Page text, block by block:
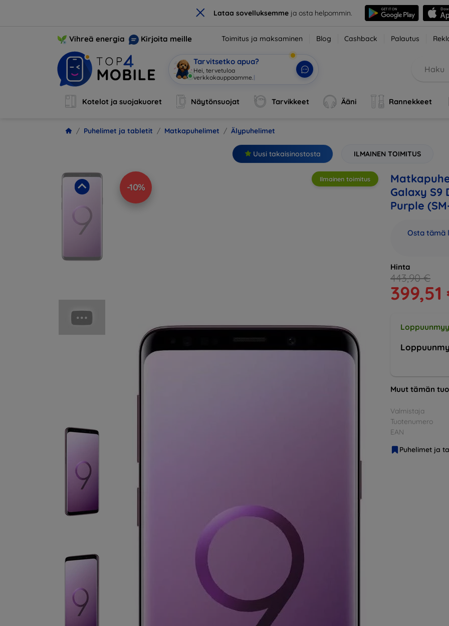
× Lataa sovelluksemmeja osta helpommin.
Vihreä energia Kirjoita meille Toimitus ja maksaminen Blog Cashback Palautus
Tarvitsetko apua?
Ole|
Kotelot ja suojakuoret Näytönsuojat Tarvikkeet Ääni Rannekkeet
Puhelimet ja tabletit Matkapuhelimet Älypuhelimet
Uusi takaisinostosta ILMAINEN TOIMITUS
-10%
Ilmainen toimitus
Galaxy S9
Purple
Osta tämä
Hinta
443,90 €
399,51
Muut tämän
Valmistaja
Tuotenumero
EAN
Puhelimet ja